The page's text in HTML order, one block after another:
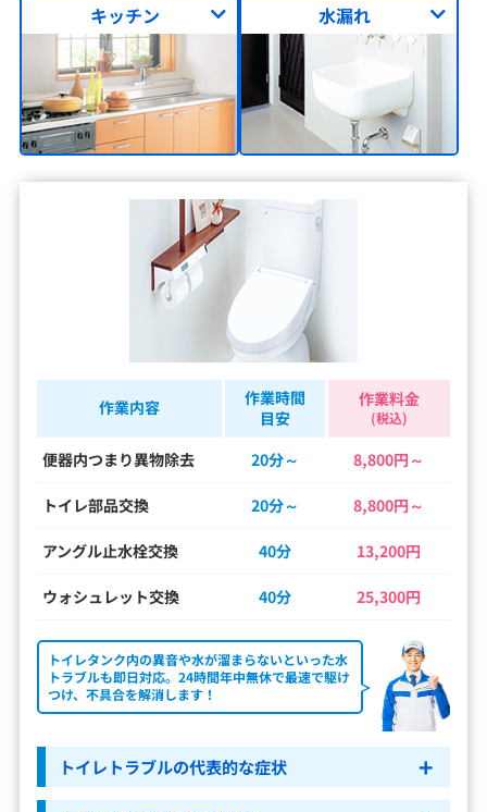
キッチン 水漏れ
作業内容
作業時間
目安
作業料金
(税込)
便器内つまり異物除去 20分～ 8,800円～
トイレ部品交換 20分～ 8,800円～
アングル止水栓交換 40分 13,200円
ウォシュレット交換 40分 25,300円
トイレタンク内の異音や水が溜まらないといった水
トラブルも即日対応。24時間年中無休で最速で駆け
つけ、不具合を解消します！
トイレトラブルの代表的な症状